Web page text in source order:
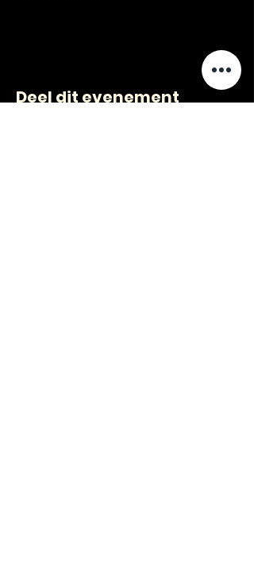
Deel dit evenement